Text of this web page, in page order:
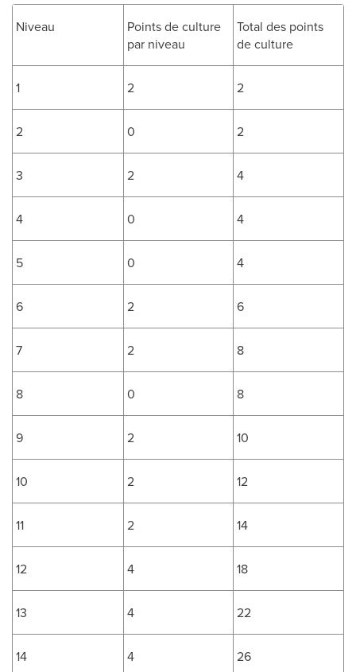
Niveau
Points de culture
par niveau
Total des points
de culture
1 2 2
2 0 2
3 2 4
4 0 4
5 0 4
6 2 6
7 2 8
8 0 8
9 2 10
10 2 12
11 2 14
12 4 18
13 4 22
14 4 26